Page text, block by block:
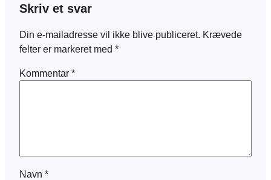
Skriv et svar
Din e-mailadresse vil ikke blive publiceret. Krævede
felter er markeret med *
Kommentar *
Navn *